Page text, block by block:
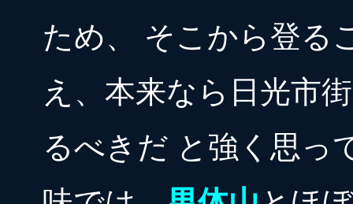
ため、 そこから登る
え、本来なら日光市
るべきだ と強く思っ